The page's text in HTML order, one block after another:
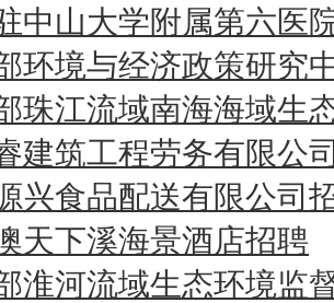
中山大学附属第六医
环境与经济政策研究
珠江流域南海海域生
建筑工程劳务有限公
兴食品配送有限公司
天下溪海景酒店招聘
淮河流域生态环境监